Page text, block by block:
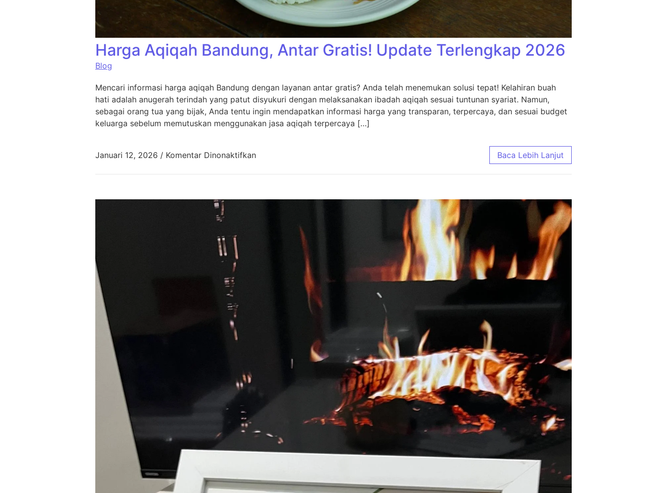
Harga Aqiqah Bandung, Antar Gratis! Update Terlengkap 2026
Blog
Mencari informasi harga aqiqah Bandung dengan layanan antar gratis? Anda telah menemukan solusi tepat! Kelahiran buah
hati adalah anugerah terindah yang patut disyukuri dengan melaksanakan ibadah aqiqah sesuai tuntunan syariat. Namun,
sebagai orang tua yang bijak, Anda tentu ingin mendapatkan informasi harga yang transparan, terpercaya, dan sesuai budget
keluarga sebelum memutuskan menggunakan jasa aqiqah terpercaya […]
Januari 12, 2026 / Komentar Dinonaktifkanpada Harga Aqiqah Bandung, Antar Gratis! Update Terlengkap 2026Baca Lebih Lanjut